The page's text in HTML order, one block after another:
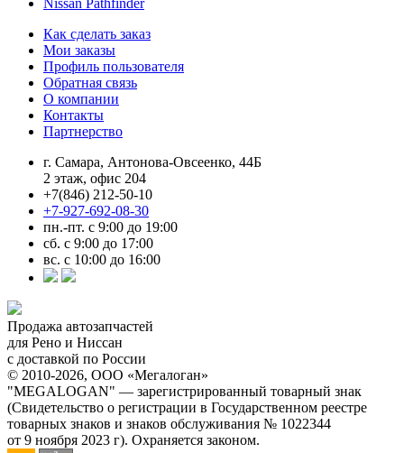
Nissan Pathfinder
Как сделать заказ
Мои заказы
Профиль пользователя
Обратная связь
О компании
Контакты
Партнерство
г. Самара, Антонова-Овсеенко, 44Б
2 этаж, офис 204
+7(846) 212-50-10
+7-927-692-08-30
пн.-пт. с 9:00 до 19:00
сб. с 9:00 до 17:00
вс. с 10:00 до 16:00
Продажа автозапчастей
для Рено и Ниссан
с доставкой по России
© 2010-2026, ООО «Мегалоган»
"MEGALOGAN" — зарегистрированный товарный знак
(Свидетельство о регистрации в Государственном реестре
товарных знаков и знаков обслуживания № 1022344
от 9 ноября 2023 г). Охраняется законом.